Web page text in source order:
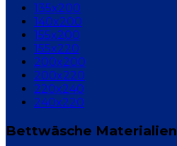
135x200
140x200
155x200
155x220
200x200
200x220
220x240
240x220
Bettwäsche Materialien